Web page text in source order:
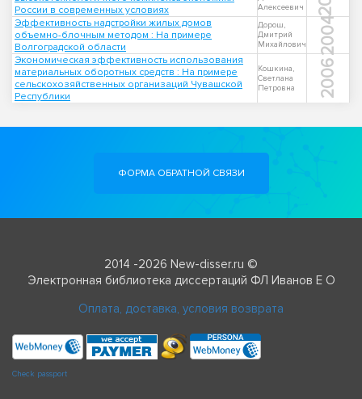
России в современных условиях
Алексеевич
Эффективность надстройки жилых домов
объемно-блочным методом : На примере
Волгоградской области
Дорош,
Дмитрий
Михайлович
2004
Экономическая эффективность использования
материальных оборотных средств : На примере
сельскохозяйственных организаций Чувашской
Республики
Кошкина,
Светлана
Петровна
2006
ФОРМА ОБРАТНОЙ СВЯЗИ
2014 -2026 New-disser.ru ©
Электронная библиотека диссертаций ФЛ Иванов Е О
Оплата, доставка, условия возврата
Check passport